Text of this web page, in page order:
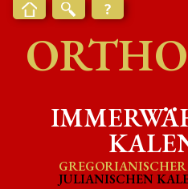
JULIANISCHEN